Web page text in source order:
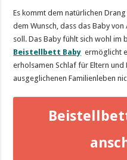
Es kommt dem natürlichen
dem Wunsch, dass das Baby
soll. Das Baby fühlt sich wohl im
Beistellbett Baby ermöglicht
erholsamen Schlaf für Eltern und
ausgeglichenen Familienleben